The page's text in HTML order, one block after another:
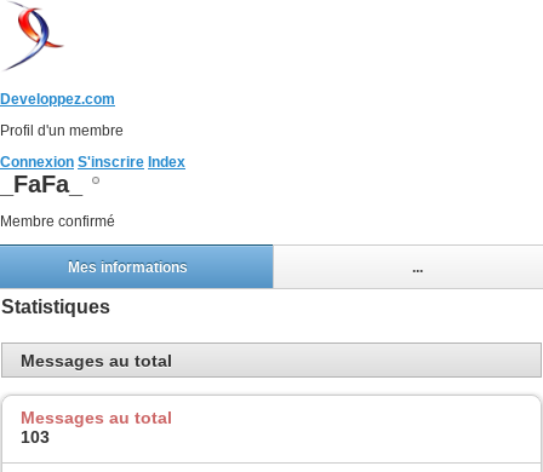
Developpez.com
Profil d'un membre
Connexion S'inscrire Index
_FaFa_
Membre confirmé
Mes informations ...
Statistiques
Messages au total
Messages au total
103